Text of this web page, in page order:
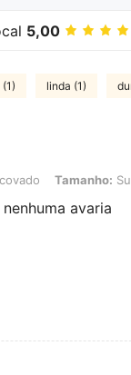
5,00
linda (1)
Tamanho: Suporte
Tamanho:
avaria